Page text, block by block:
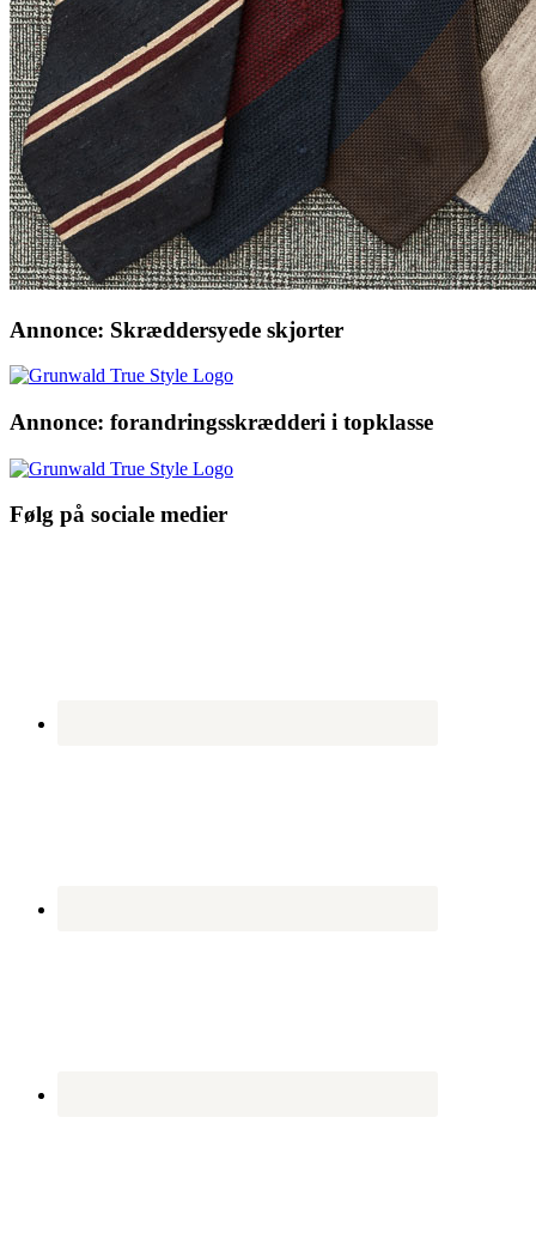
Annonce: Skræddersyede skjorter
Annonce: forandringsskrædderi i topklasse
Følg på sociale medier